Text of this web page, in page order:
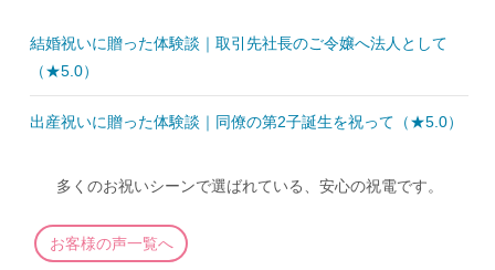
結婚祝いに贈った体験談｜取引先社長のご令嬢へ法人として
（★5.0）
出産祝いに贈った体験談｜同僚の第2子誕生を祝って（★5.0）
多くのお祝いシーンで選ばれている、安心の祝電です。
お客様の声一覧へ